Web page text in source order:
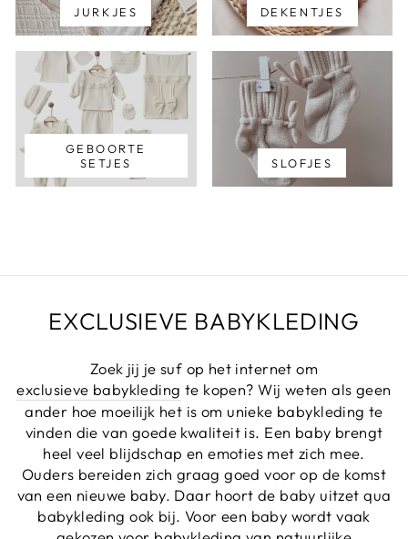
JURKJES DEKENTJES
GEBOORTE
SETJES
SLOFJES
EXCLUSIEVE BABYKLEDING
Zoek jij je suf op het internet om
exclusieve babykleding te kopen? Wij weten als geen
ander hoe moeilijk het is om unieke babykleding te
vinden die van goede kwaliteit is. Een baby brengt
heel veel blijdschap en emoties met zich mee.
Ouders bereiden zich graag goed voor op de komst
van een nieuwe baby. Daar hoort de baby uitzet qua
babykleding ook bij. Voor een baby wordt vaak